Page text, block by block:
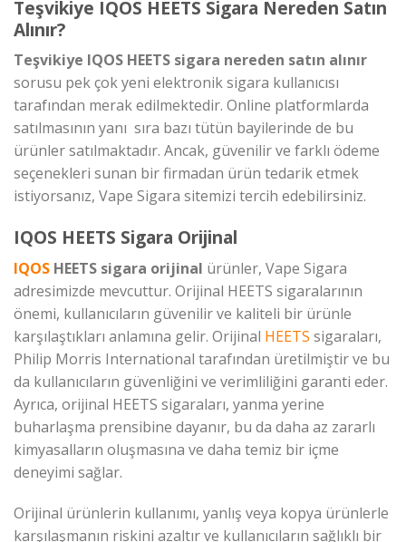
Teşvikiye IQOS HEETS Sigara Nereden Satın
Alınır?
Teşvikiye IQOS HEETS sigara nereden satın alınır
sorusu pek çok yeni elektronik sigara kullanıcısı
tarafından merak edilmektedir. Online platformlarda
satılmasının yanı sıra bazı tütün bayilerinde de bu
ürünler satılmaktadır. Ancak, güvenilir ve farklı ödeme
seçenekleri sunan bir firmadan ürün tedarik etmek
istiyorsanız, Vape Sigara sitemizi tercih edebilirsiniz.
IQOS HEETS Sigara Orijinal
IQOS HEETS sigara orijinal ürünler, Vape Sigara
adresimizde mevcuttur. Orijinal HEETS sigaralarının
önemi, kullanıcıların güvenilir ve kaliteli bir ürünle
karşılaştıkları anlamına gelir. Orijinal HEETS sigaraları,
Philip Morris International tarafından üretilmiştir ve bu
da kullanıcıların güvenliğini ve verimliliğini garanti eder.
Ayrıca, orijinal HEETS sigaraları, yanma yerine
buharlaşma prensibine dayanır, bu da daha az zararlı
kimyasalların oluşmasına ve daha temiz bir içme
deneyimi sağlar.
Orijinal ürünlerin kullanımı, yanlış veya kopya ürünlerle
karşılaşmanın riskini azaltır ve kullanıcıların sağlıklı bir